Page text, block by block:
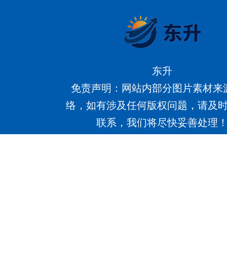
东升
免责声明：网站内部分图片素材来
络，如有涉及任何版权问题，请及
联系，我们将尽快妥善处理